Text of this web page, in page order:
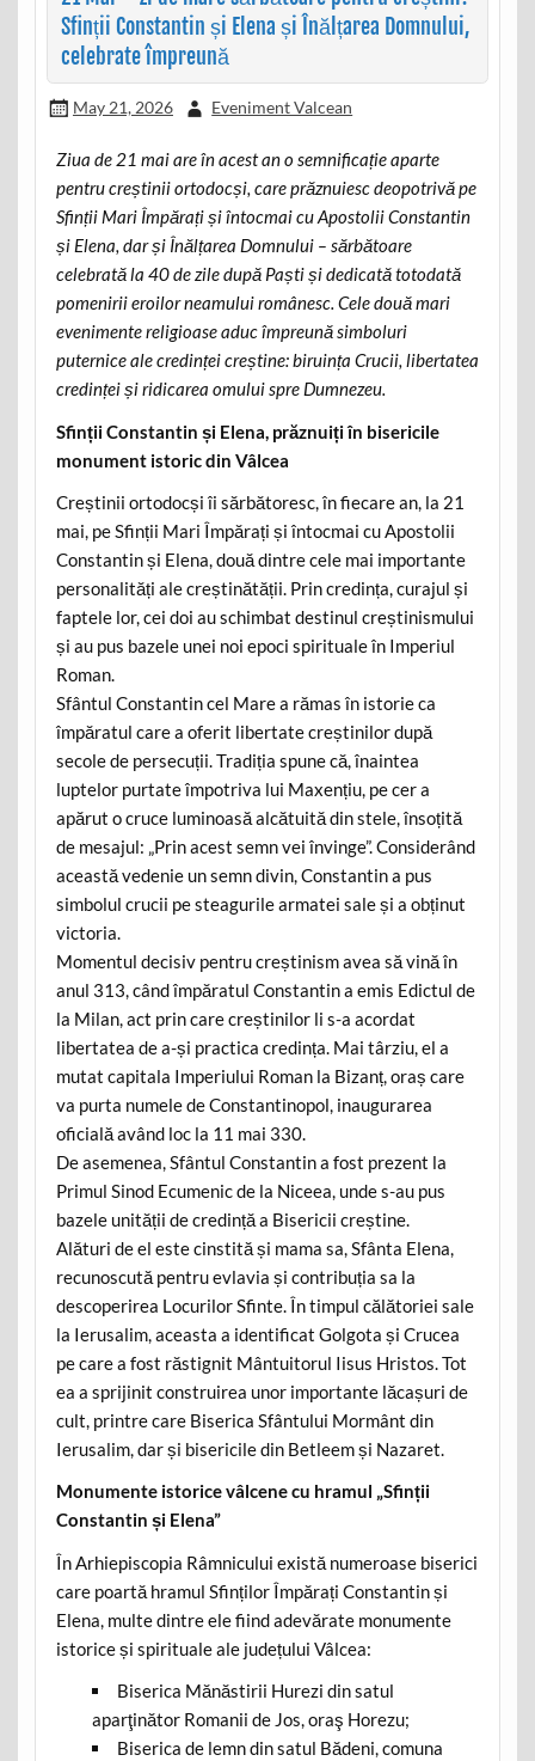
Sfinții Constantin și Elena și Înălțarea Domnului,
celebrate împreună
May 21, 2026 Eveniment Valcean
Ziua de 21 mai are în acest an o semnificație aparte
pentru creștinii ortodocși, care prăznuiesc deopotrivă pe
Sfinții Mari Împărați și întocmai cu Apostolii Constantin
și Elena, dar și Înălțarea Domnului – sărbătoare
celebrată la 40 de zile după Paști și dedicată totodată
pomenirii eroilor neamului românesc. Cele două mari
evenimente religioase aduc împreună simboluri
puternice ale credinței creștine: biruința Crucii, libertatea
credinței și ridicarea omului spre Dumnezeu.
Sfinții Constantin și Elena, prăznuiți în bisericile
monument istoric din Vâlcea
Creștinii ortodocși îi sărbătoresc, în fiecare an, la 21
mai, pe Sfinții Mari Împărați și întocmai cu Apostolii
Constantin și Elena, două dintre cele mai importante
personalități ale creștinătății. Prin credința, curajul și
faptele lor, cei doi au schimbat destinul creștinismului
și au pus bazele unei noi epoci spirituale în Imperiul
Roman.
Sfântul Constantin cel Mare a rămas în istorie ca
împăratul care a oferit libertate creștinilor după
secole de persecuții. Tradiția spune că, înaintea
luptelor purtate împotriva lui Maxențiu, pe cer a
apărut o cruce luminoasă alcătuită din stele, însoțită
de mesajul: „Prin acest semn vei învinge”. Considerând
această vedenie un semn divin, Constantin a pus
simbolul crucii pe steagurile armatei sale și a obținut
victoria.
Momentul decisiv pentru creștinism avea să vină în
anul 313, când împăratul Constantin a emis Edictul de
la Milan, act prin care creștinilor li s-a acordat
libertatea de a-și practica credința. Mai târziu, el a
mutat capitala Imperiului Roman la Bizanț, oraș care
va purta numele de Constantinopol, inaugurarea
oficială având loc la 11 mai 330.
De asemenea, Sfântul Constantin a fost prezent la
Primul Sinod Ecumenic de la Niceea, unde s-au pus
bazele unității de credință a Bisericii creștine.
Alături de el este cinstită și mama sa, Sfânta Elena,
recunoscută pentru evlavia și contribuția sa la
descoperirea Locurilor Sfinte. În timpul călătoriei sale
la Ierusalim, aceasta a identificat Golgota și Crucea
pe care a fost răstignit Mântuitorul Iisus Hristos. Tot
ea a sprijinit construirea unor importante lăcașuri de
cult, printre care Biserica Sfântului Mormânt din
Ierusalim, dar și bisericile din Betleem și Nazaret.
Monumente istorice vâlcene cu hramul „Sfinții
Constantin și Elena”
În Arhiepiscopia Râmnicului există numeroase biserici
care poartă hramul Sfinților Împărați Constantin și
Elena, multe dintre ele fiind adevărate monumente
istorice și spirituale ale județului Vâlcea:
Biserica Mănăstirii Hurezi din satul
aparţinător Romanii de Jos, oraş Horezu;
Biserica de lemn din satul Bădeni, comuna